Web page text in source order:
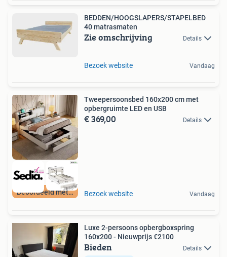
BEDDEN/HOOGSLAPERS/STAPELBED
40 matrasmaten
Zie omschrijving Details
Bezoek website Vandaag
Beoordeeld met 9+
Tweepersoonsbed 160x200 cm met
opbergruimte LED en USB
€ 369,00 Details
Bezoek website Vandaag
Luxe 2-persoons opbergboxspring
160x200 - Nieuwprijs €2100
Bieden Details